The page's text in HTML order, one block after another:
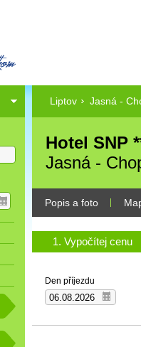
Liptov Jasná -
Hotel SNP
Jasná -
Popis a foto
1. Vypočítej cenu
Den příjezdu